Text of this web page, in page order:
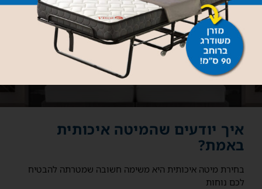
איך יודעים שהמיטה איכותית
באמת?
בחירת מיטה איכותית היא משימה חשובה שמטרתה להבטיח
לכם נוחות